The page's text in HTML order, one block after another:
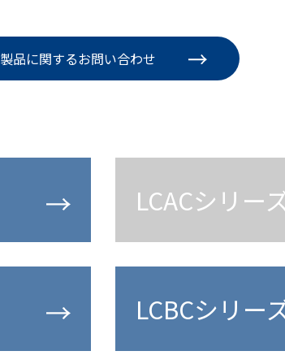
製品に関するお問い合わせ
LCACシリー
LCBCシリー